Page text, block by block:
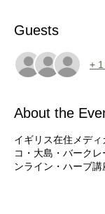
Guests
+
About the
イギリス在住メデ
コ・大島・バークレ
ンライン・ハーブ講